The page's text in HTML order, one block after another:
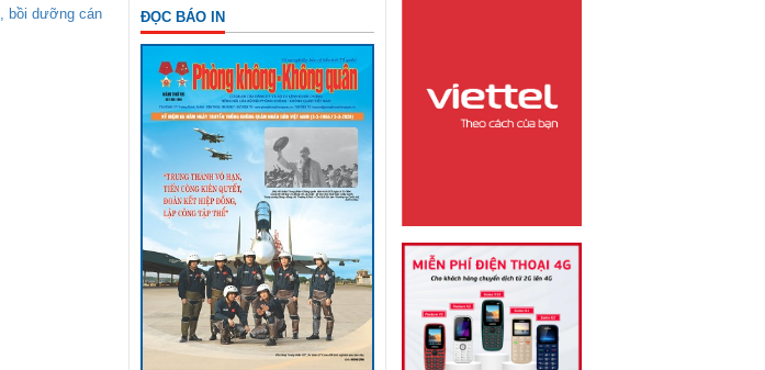
bồi dưỡng cán
ĐỌC BÁO IN